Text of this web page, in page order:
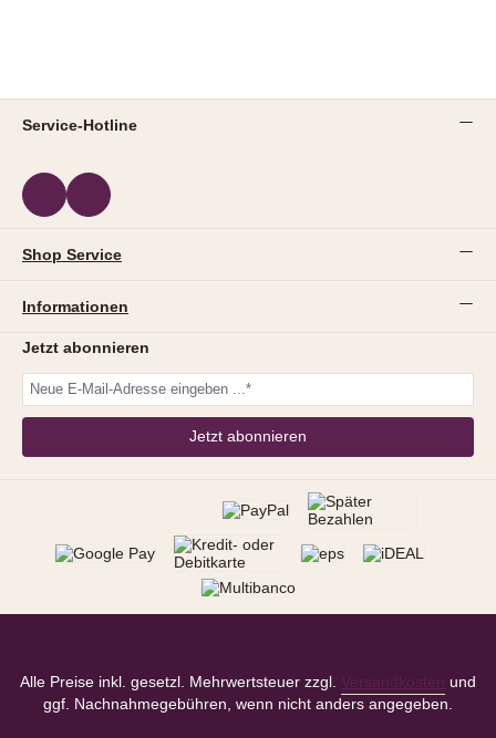
Service-Hotline
Shop Service
Informationen
Jetzt abonnieren
Jetzt abonnieren
Alle Preise inkl. gesetzl. Mehrwertsteuer zzgl. Versandkosten
und
ggf. Nachnahmegebühren, wenn nicht anders angegeben.